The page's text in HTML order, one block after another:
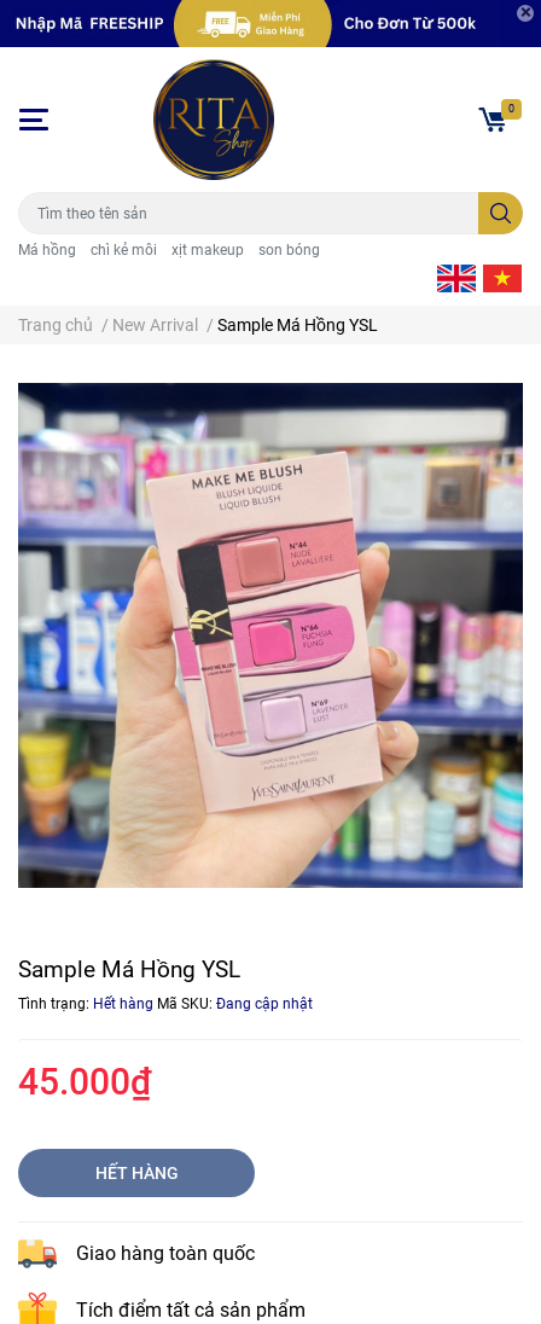
Má hồng chì kẻ môi xịt makeup son bóng
0
Trang chủ / New Arrival / Sample Má Hồng YSL
Sample Má Hồng YSL
Tình trạng: Hết hàng Mã SKU: Đang cập nhật
45.000₫
HẾT HÀNG
Giao hàng toàn quốc
Tích điểm tất cả sản phẩm